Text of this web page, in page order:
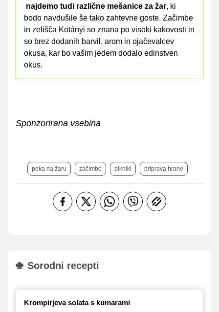
najdemo tudi različne mešanice za žar, ki
bodo navdušile še tako zahtevne goste. Začimbe
in zelišča Kotányi so znana po visoki kakovosti in
so brez dodanih barvil, arom in ojačevalcev
okusa, kar bo vašim jedem dodalo edinstven
okus.
Sponzorirana vsebina
peka na žaru začimbe pikniki priprava hrane
Sorodni recepti
Krompirjeva solata s kumarami